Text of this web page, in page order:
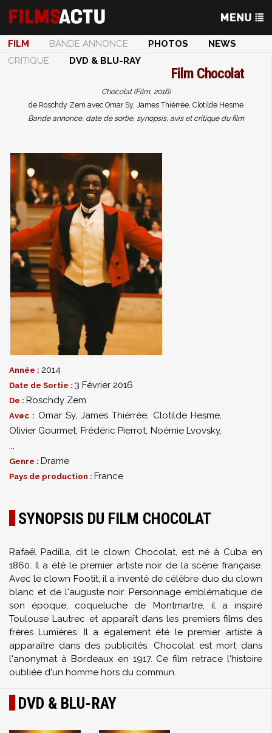
FILM BANDE ANNONCE PHOTOS
NEWS
CRITIQUE
DVD & BLU-RAY
Film Chocolat
Chocolat (Film, 2016)
de Roschdy Zem avec Omar Sy, James Thiérrée, Clotilde Hesme
Bande annonce, date de sortie, synopsis, avis et critique du film
Année : 2014
Date de Sortie : 3 Février 2016
De : Roschdy Zem
Avec : Omar Sy,James Thiérrée, Clotilde Hesme,
Olivier Gourmet, Frédéric Pierrot, Noémie Lvovsky,
...
Genre : Drame
Pays de production : France
SYNOPSIS DU FILM CHOCOLAT
Rafaël Padilla, dit le clown Chocolat, est né à Cuba en
1860. Il a été le premier artiste noir de la scène française.
Avec le clown Footit, il a inventé de célèbre duo du clown
blanc et de l'auguste noir. Personnage emblématique de
son époque, coqueluche de Montmartre, il a inspiré
Toulouse Lautrec et apparaît dans les premiers films des
frères Lumières. Il a également été le premier artiste à
apparaître dans des publicités. Chocolat est mort dans
l'anonymat à Bordeaux en 1917. Ce film retrace l'histoire
oubliée d'un homme hors du commun.
DVD & BLU-RAY